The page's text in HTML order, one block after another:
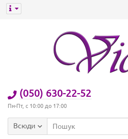
(050) 630-22-52
Пн-Пт, с 10:00 до 17:00
Всюди